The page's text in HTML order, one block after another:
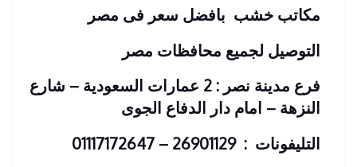
مكاتب خشب بافضل سعر فى مصر
التوصيل لجميع محافظات مصر
فرع مدينة نصر : 2 عمارات السعودية – شارع
النزهة – امام دار الدفاع الجوى
التليفونات : 26901129 – 01117172647